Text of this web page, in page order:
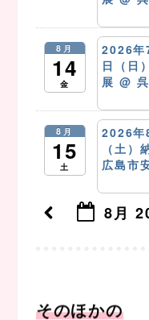
8月
14
金
2026年
日（日
展 @
8月
15
土
2026年
（土
広島市
8月
そのほかの